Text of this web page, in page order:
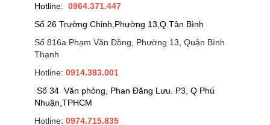
Hotline: 0964.371.447
Số 26 Trường Chinh,Phường 13,Q.Tân Bình
Số 816a Phạm Văn Đồng, Phường 13, Quận Bình
Thạnh
Hotline: 0914.383.001
Số 34 Văn phòng, Phan Đăng Lưu. P3, Q Phú
Nhuận,TPHCM
Hotline: 0974.715.835